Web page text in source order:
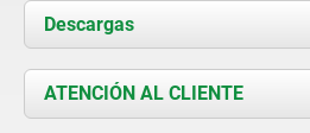
Acerca de nosotros
Novedades
Contacto
Descargas
Documents
ATENCIÓN AL CLIENTE